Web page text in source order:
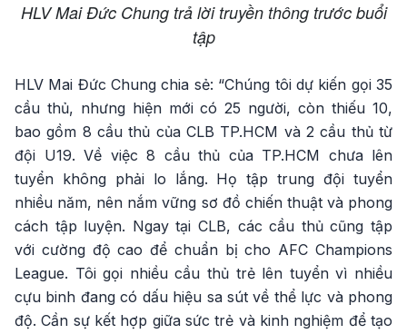
HLV Mai Đức Chung trả lời truyền thông trước buổi
tập
HLV Mai Đức Chung chia sẻ: “Chúng tôi dự kiến gọi 35
cầu thủ, nhưng hiện mới có 25 người, còn thiếu 10,
bao gồm 8 cầu thủ của CLB TP.HCM và 2 cầu thủ từ
đội U19. Về việc 8 cầu thủ của TP.HCM chưa lên
tuyển không phải lo lắng. Họ tập trung đội tuyển
nhiều năm, nên nắm vững sơ đồ chiến thuật và phong
cách tập luyện. Ngay tại CLB, các cầu thủ cũng tập
với cường độ cao để chuẩn bị cho AFC Champions
League. Tôi gọi nhiều cầu thủ trẻ lên tuyển vì nhiều
cựu binh đang có dấu hiệu sa sút về thể lực và phong
độ. Cần sự kết hợp giữa sức trẻ và kinh nghiệm để tạo